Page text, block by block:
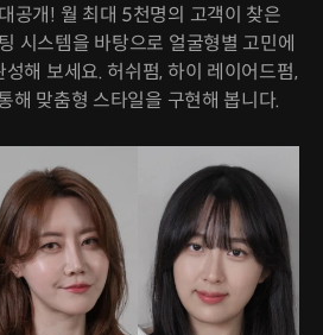
공개! 월 최대 5천명의 고객이 찾은
시스템을 바탕으로 얼굴형별 고민에
해 보세요. 허쉬펌, 하이 레이어드펌,
해 맞춤형 스타일을 구현해 봅니다.